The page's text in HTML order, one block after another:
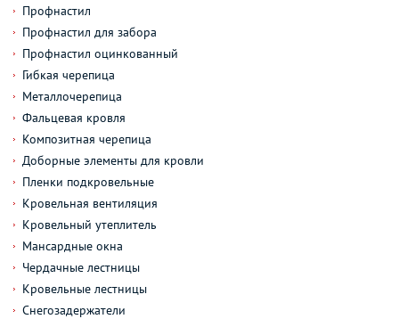
Профнастил
Профнастил для забора
Профнастил оцинкованный
Гибкая черепица
Металлочерепица
Фальцевая кровля
Композитная черепица
Доборные элементы для кровли
Пленки подкровельные
Кровельная вентиляция
Кровельный утеплитель
Мансардные окна
Чердачные лестницы
Кровельные лестницы
Снегозадержатели